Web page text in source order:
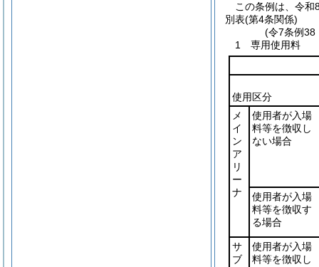
この条例は、令
別表(第4条関係)
(令7条例38
1 専用使用料
使用区分
メ
イ
ン
ア
リ
ー
ナ
使用者が入場
料等を徴収し
ない場合
使用者が入場
料等を徴収す
る場合
サ
ブ
使用者が入場
料等を徴収し